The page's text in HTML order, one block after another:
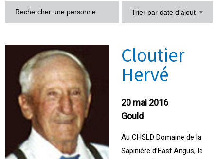
Trier par date d'ajout
Cloutier
Hervé
20 mai 2016
Gould
Au CHSLD Domaine de la
Sapinière d’East Angus, le